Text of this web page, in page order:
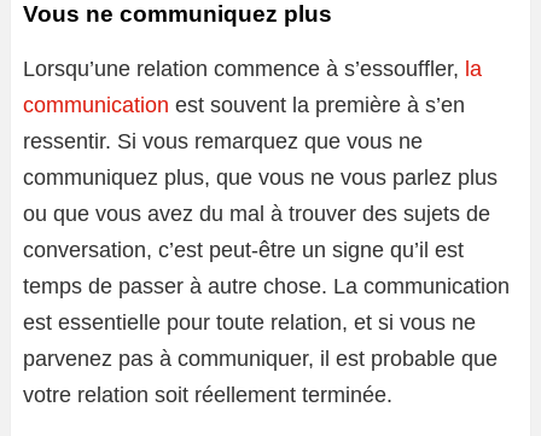
Vous ne communiquez plus
Lorsqu’une relation commence à s’essouffler, la
communication est souvent la première à s’en
ressentir. Si vous remarquez que vous ne
communiquez plus, que vous ne vous parlez plus
ou que vous avez du mal à trouver des sujets de
conversation, c’est peut-être un signe qu’il est
temps de passer à autre chose. La communication
est essentielle pour toute relation, et si vous ne
parvenez pas à communiquer, il est probable que
votre relation soit réellement terminée.